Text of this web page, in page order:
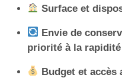
Surface et
Envie de
priorité à la
Budget et accès